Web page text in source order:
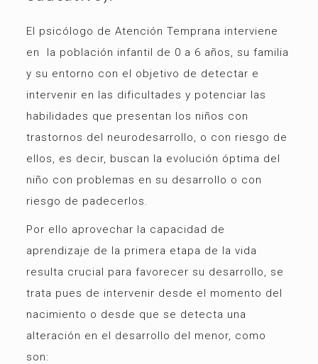
El psicólogo de Atención Temprana interviene
en la población infantil de 0 a 6 años, su familia
y su entorno con el objetivo de detectar e
intervenir en las dificultades y potenciar las
habilidades que presentan los niños con
trastornos del neurodesarrollo, o con riesgo de
ellos, es decir, buscan la evolución óptima del
niño con problemas en su desarrollo o con
riesgo de padecerlos.
Por ello aprovechar la capacidad de
aprendizaje de la primera etapa de la vida
resulta crucial para favorecer su desarrollo, se
trata pues de intervenir desde el momento del
nacimiento o desde que se detecta una
alteración en el desarrollo del menor, como
son: